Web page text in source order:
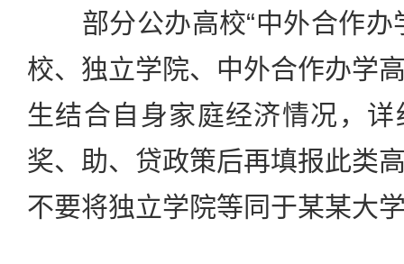
部分公办高校“中外合作办
校、独立学院、中外合作办学
生结合自身家庭经济情况，
奖、助、贷政策后再填报此类
不要将独立学院等同于某某大